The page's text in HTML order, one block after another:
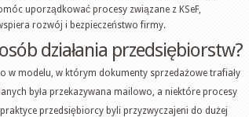
uporządkować procesy związane z KSeF,
rozwój i bezpieczeństwo firmy.
działania przedsiębiorstw?
w modelu, w którym dokumenty sprzedażowe trafiały
była przekazywana mailowo, a niektóre procesy
przedsiębiorcy byli przyzwyczajeni do dużej